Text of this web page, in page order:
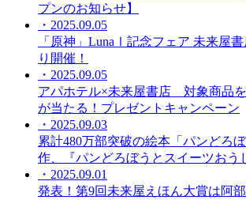
プンのお知らせ】
・2025.09.05
「原神」LunaⅠ記念フェア 未来屋書
り開催！
・2025.09.05
アパホテル×未来屋書店 対象商品
が当たる！プレゼントキャンペーン
・2025.09.03
累計480万部突破の絵本「パンどろ
作、『パンどろぼうとスイーツおう
・2025.09.01
発表！第9回未来屋えほん大賞は阿